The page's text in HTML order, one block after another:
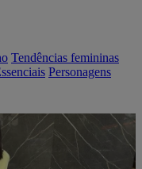
Tendências femininas
Personagens